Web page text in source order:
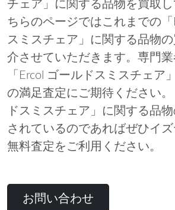
チェア」に関する品物を買取
ちらのページではこれまでの「
スミスチェア」に関する品物
介させていただきます。専門
「Ercol ゴールドスミスチェア
の満足査定にご期待ください
ドスミスチェア」に関する品
されているのであればぜひイ
無料査定をご利用ください。
お問い合わせ